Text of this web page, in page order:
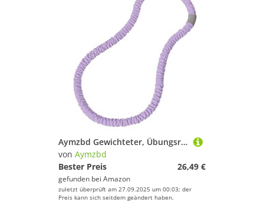
Aymzbd Gewichteter, Übungsreifen, Taillenfreundliches Design, Sport, Training, Federkreis, Bauch Fitnesskreise für Fitnessstudio für Erwach, Lila
von Aymzbd
Bester Preis
26,49 €
gefunden bei Amazon
zuletzt überprüft am 27.09.2025 um 00:03; der
Preis kann sich seitdem geändert haben.